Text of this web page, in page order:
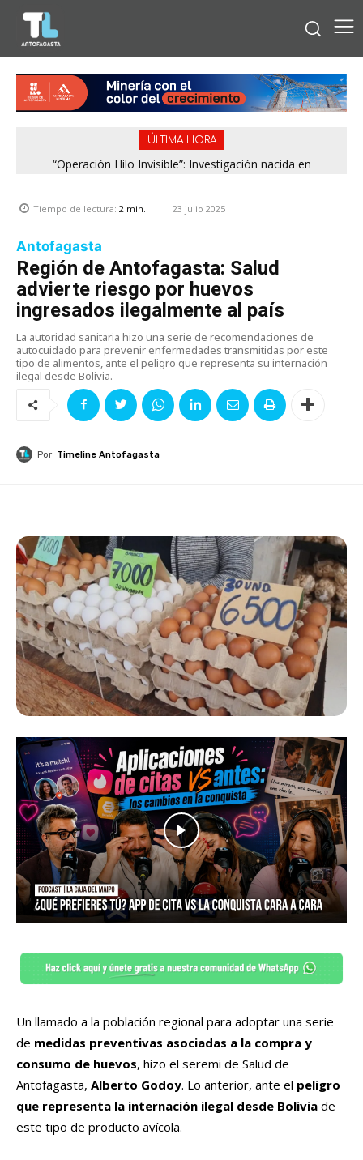
ÚLTIMA HORA
“Operación Hilo Invisible”: Investigación nacida en
Tiempo de lectura: 2 min. 23 julio 2025
Antofagasta
Región de Antofagasta: Salud
advierte riesgo por huevos
ingresados ilegalmente al país
La autoridad sanitaria hizo una serie de recomendaciones de
autocuidado para prevenir enfermedades transmitidas por este
tipo de alimentos, ante el peligro que representa su internación
ilegal desde Bolivia.
Por Timeline Antofagasta
Un llamado a la población regional para adoptar una serie
de medidas preventivas asociadas a la compra y
consumo de huevos, hizo el seremi de Salud de
Antofagasta, Alberto Godoy. Lo anterior, ante el peligro
que representa la internación ilegal desde Bolivia de
este tipo de producto avícola.